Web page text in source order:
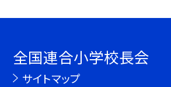
全国連合小学校長会
サイトマップ